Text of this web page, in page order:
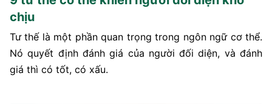
chịu
Tư thế là một phần quan trọng trong ngôn ngữ cơ thể.
Nó quyết định đánh giá của người đối diện, và đánh
giá thì có tốt, có xấu.